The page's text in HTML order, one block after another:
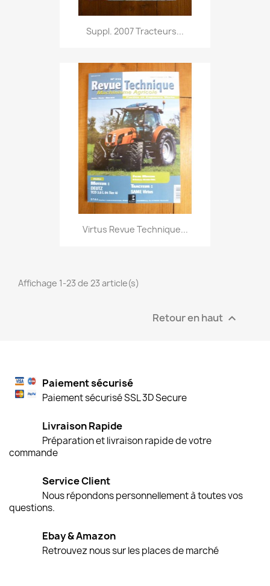
Suppl. 2007 Tracteurs...
Virtus Revue Technique...
Affichage 1-23 de 23 article(s)
Retour en haut 
Paiement sécurisé
Paiement sécurisé SSL 3D Secure
Livraison Rapide
Préparation et livraison rapide de votre
commande
Service Client
Nous répondons personnellement à toutes vos
questions.
Ebay & Amazon
Retrouvez nous sur les places de marché